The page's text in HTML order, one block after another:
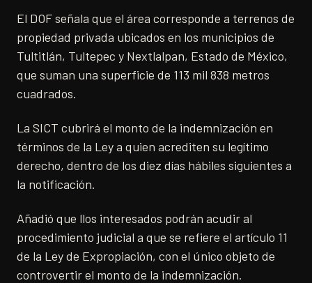
El DOF señala que el área corresponde a terrenos de
propiedad privada ubicados en los municipios de
Tultitlán, Tultepec y Nextlalpan, Estado de México,
que suman una superficie de 113 mil 838 metros
cuadrados.
La SICT cubrirá el monto de la indemnización en
términos de la Ley a quien acrediten su legítimo
derecho, dentro de los diez días hábiles siguientes a
la notificación.
Añadió que llos interesados podrán acudir al
procedimiento judicial a que se refiere el artículo 11
de la Ley de Expropiación, con el único objeto de
controvertir el monto de la indemnización.